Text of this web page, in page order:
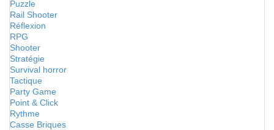
Puzzle
Rail Shooter
Réflexion
RPG
Shooter
Stratégie
Survival horror
Tactique
Party Game
Point & Click
Rythme
Casse Briques